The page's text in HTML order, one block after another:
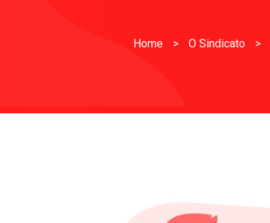
Home > O Sindicato >